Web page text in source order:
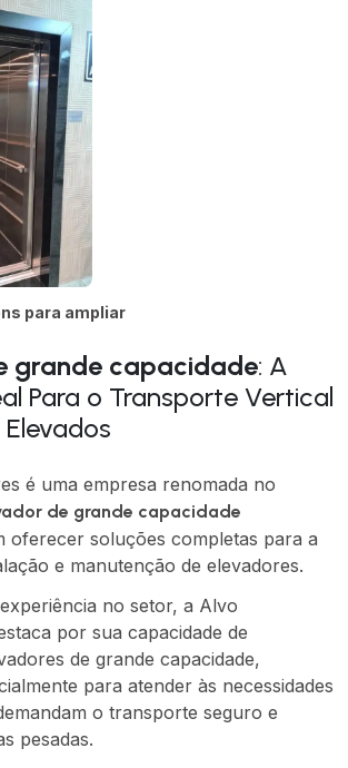
para ampliar
grande capacidade: A
Para o Transporte Vertical
é uma empresa renomada no
de grande capacidade
oferecer soluções completas para a
e manutenção de elevadores.
no setor, a Alvo
por sua capacidade de
de grande capacidade,
para atender às necessidades
o transporte seguro e
pesadas.